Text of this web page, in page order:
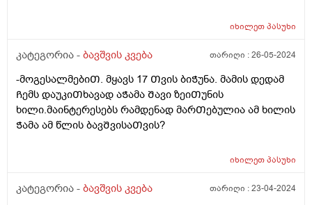
იხილეთპასუხი
კატეგორია - ბავშვის კვება თარიღი :26-05-2024
-მოგესალმებიᲗ. მყავს 17 Თვის ბიᲭუნა. მამის დედამ
Ჩემს დაუკიᲗხავად აᲭამა Შავი ზეიᲗუნის
ხილი.მაინტერესებს რამდენად მარᲗებულია ამ ხილის
Ჭამა ამ წლის ბავᲨვისაᲗვის?
იხილეთპასუხი
კატეგორია - ბავშვის კვება თარიღი :23-04-2024